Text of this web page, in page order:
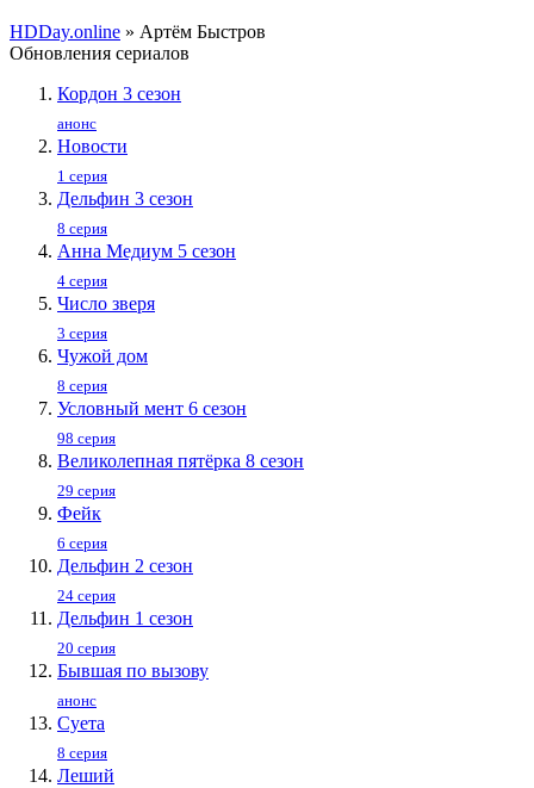
HDDay.online » Артём Быстров
Обновления сериалов
Кордон 3 сезон
анонс
Новости
1 серия
Дельфин 3 сезон
8 серия
Анна Медиум 5 сезон
4 серия
Число зверя
3 серия
Чужой дом
8 серия
Условный мент 6 сезон
98 серия
Великолепная пятёрка 8 сезон
29 серия
Фейк
6 серия
Дельфин 2 сезон
24 серия
Дельфин 1 сезон
20 серия
Бывшая по вызову
анонс
Суета
8 серия
Леший